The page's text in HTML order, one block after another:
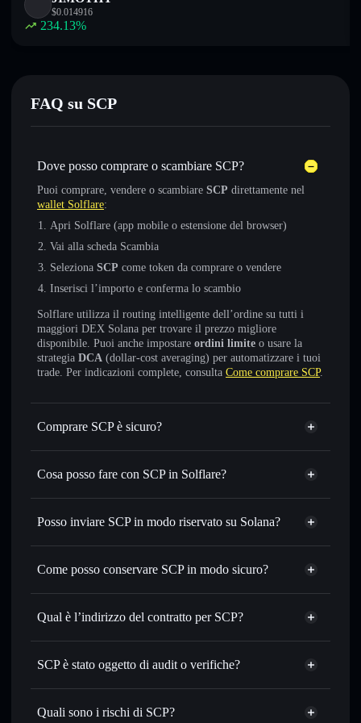
$0.014916
234.13%
FAQ su SCP
Dove posso comprare o scambiare SCP?
Puoi comprare, vendere o scambiare SCP direttamente nel
wallet Solflare:
Apri Solflare (app mobile o estensione del browser)
Vai alla scheda Scambia
Seleziona SCP come token da comprare o vendere
Inserisci l’importo e conferma lo scambio
Solflare utilizza il routing intelligente dell’ordine su tutti i
maggiori DEX Solana per trovare il prezzo migliore
disponibile. Puoi anche impostare ordini limite o usare la
strategia DCA (dollar-cost averaging) per automatizzare i tuoi
trade. Per indicazioni complete, consulta Come comprare SCP.
Comprare SCP è sicuro?
SCP non è verificato
Cosa posso fare con SCP in Solflare?
SCP
wallet Solflare
Scambiare istantaneamente— scambia SCP in SOL,
con il routing intelligente dell’ordine
Impostare ordini limite— automatizza i tuoi trade al
SCP nel tempo
Inviare in modo riservato— trasferisci SCP senza
privacy incorporato di Solflare
Monitorare in tempo reale— conosci prezzo, volume,
capitalizzazione di mercato e liquidità di SCP
Posso inviare SCP in modo riservato su Solana?
Aggregatore di privacy
Solflare
Come posso conservare SCP in modo sicuro?
SCP
Aggregatore di privacy
Qual è l’indirizzo del contratto per SCP?
SCP
SCP è stato oggetto di audit o verifiche?
SCP non è verificato
Quali sono i rischi di SCP?